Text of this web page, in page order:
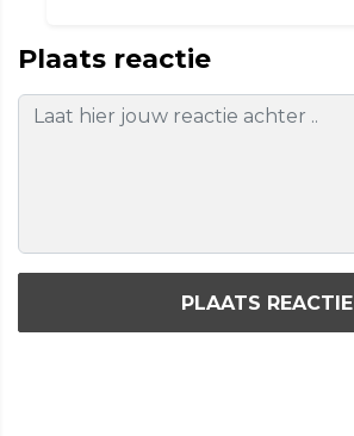
Plaats reactie
PLAATS REACTIE